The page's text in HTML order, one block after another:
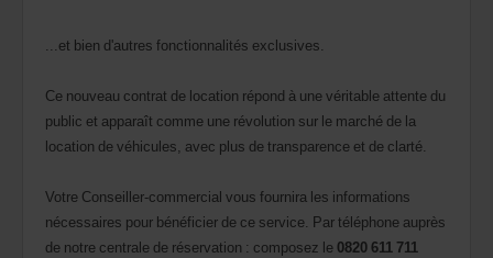
...et bien d'autres fonctionnalités exclusives.
Ce nouveau contrat de location répond à une véritable attente du
public et apparaît comme une révolution sur le marché de la
location de véhicules, avec plus de transparence et de clarté.
Votre Conseiller-commercial vous fournira les informations
nécessaires pour bénéficier de ce service. Par téléphone auprès
de notre centrale de réservation : composez le 0820 611 711